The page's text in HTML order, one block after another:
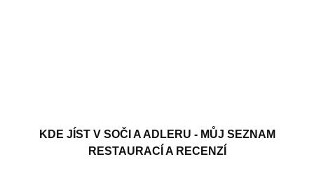
KDE JÍST V SOČI A ADLERU - MŮJ SEZNAM
RESTAURACÍ A RECENZÍ